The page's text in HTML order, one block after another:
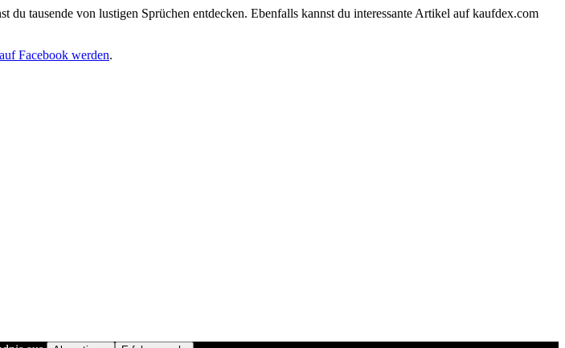
tausende von lustigen Sprüchen entdecken. Ebenfalls kannst du interessante Artikel auf kaufdex.com
Facebook werden.